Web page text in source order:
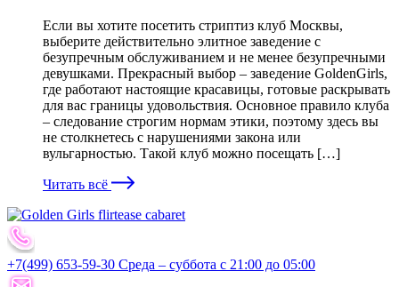
Если вы хотите посетить стриптиз клуб Москвы,
выберите действительно элитное заведение с
безупречным обслуживанием и не менее безупречными
девушками. Прекрасный выбор – заведение GoldenGirls,
где работают настоящие красавицы, готовые раскрывать
для вас границы удовольствия. Основное правило клуба
– следование строгим нормам этики, поэтому здесь вы
не столкнетесь с нарушениями закона или
вульгарностью. Такой клуб можно посещать […]
Читать всё
+7(499) 653-59-30 Среда – суббота с 21:00 до 05:00